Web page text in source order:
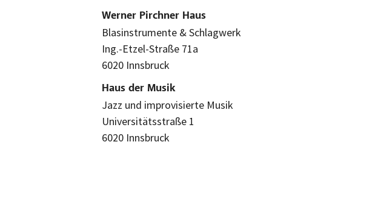
Werner Pirchner Haus
Blasinstrumente & Schlagwerk
Ing.-Etzel-Straße 71a
6020 Innsbruck
Haus der Musik
Jazz und improvisierte Musik
Universitätsstraße 1
6020 Innsbruck